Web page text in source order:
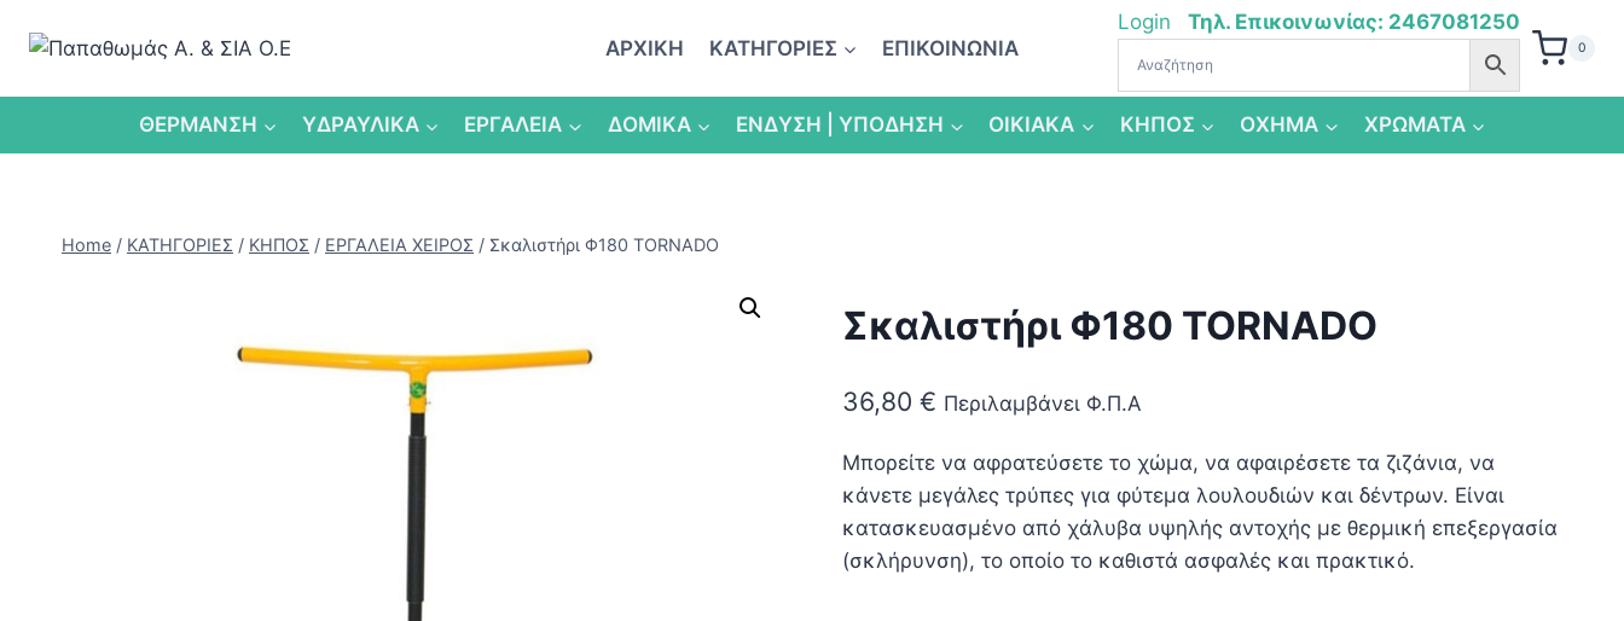
ΑΡΧΙΚΗ ΚΑΤΗΓΟΡΙΕΣ ΕΠΙΚΟΙΝΩΝΙΑ
Login Τηλ. Επικοινωνίας: 2467081250
0
ΘΕΡΜΑΝΣΗ ΥΔΡΑΥΛΙΚΑ ΕΡΓΑΛΕΙΑ ΔΟΜΙΚΑ ΕΝΔΥΣΗ | ΥΠΟΔΗΣΗ ΟΙΚΙΑΚΑ ΚΗΠΟΣ ΟΧΗΜΑ ΧΡΩΜΑΤΑ
Home / ΚΑΤΗΓΟΡΙΕΣ / ΚΗΠΟΣ / ΕΡΓΑΛΕΙΑ ΧΕΙΡΟΣ / Σκαλιστήρι Φ180 TORNADO
Σκαλιστήρι Φ180 TORNADO
36,80 € Περιλαμβάνει Φ.Π.Α
Μπορείτε να αφρατεύσετε το χώμα, να αφαιρέσετε τα ζιζάνια, να
κάνετε μεγάλες τρύπες για φύτεμα λουλουδιών και δέντρων. Είναι
κατασκευασμένο από χάλυβα υψηλής αντοχής με θερμική επεξεργασία
(σκλήρυνση), το οποίο το καθιστά ασφαλές και πρακτικό.